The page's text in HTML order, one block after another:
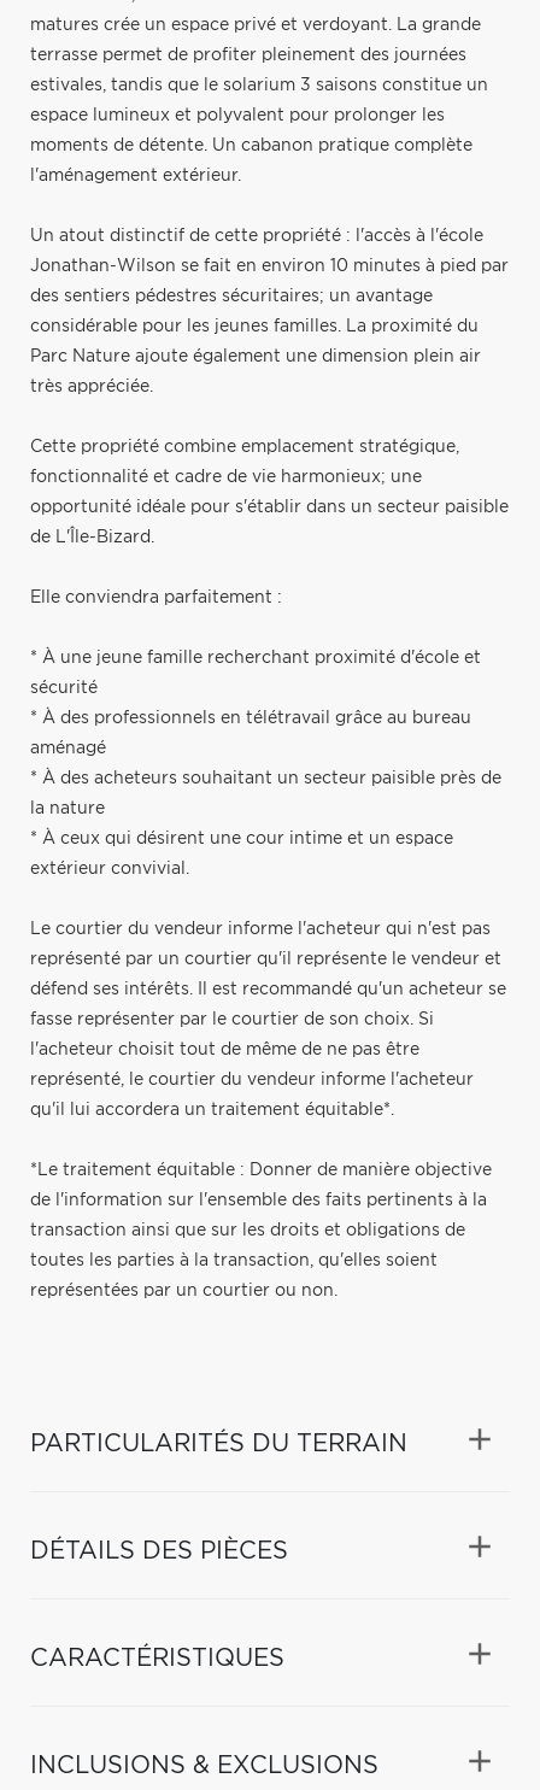
matures crée un espace privé et verdoyant. La grande
terrasse permet de profiter pleinement des journées
estivales, tandis que le solarium 3 saisons constitue un
espace lumineux et polyvalent pour prolonger les
moments de détente. Un cabanon pratique complète
l'aménagement extérieur.
Un atout distinctif de cette propriété : l'accès à l'école
Jonathan-Wilson se fait en environ 10 minutes à pied par
des sentiers pédestres sécuritaires; un avantage
considérable pour les jeunes familles. La proximité du
Parc Nature ajoute également une dimension plein air
très appréciée.
Cette propriété combine emplacement stratégique,
fonctionnalité et cadre de vie harmonieux; une
opportunité idéale pour s'établir dans un secteur paisible
de L'Île-Bizard.
Elle conviendra parfaitement :
* À une jeune famille recherchant proximité d'école et
sécurité
* À des professionnels en télétravail grâce au bureau
aménagé
* À des acheteurs souhaitant un secteur paisible près de
la nature
* À ceux qui désirent une cour intime et un espace
extérieur convivial.
Le courtier du vendeur informe l'acheteur qui n'est pas
représenté par un courtier qu'il représente le vendeur et
défend ses intérêts. Il est recommandé qu'un acheteur se
fasse représenter par le courtier de son choix. Si
l'acheteur choisit tout de même de ne pas être
représenté, le courtier du vendeur informe l'acheteur
qu'il lui accordera un traitement équitable*.
*Le traitement équitable : Donner de manière objective
de l'information sur l'ensemble des faits pertinents à la
transaction ainsi que sur les droits et obligations de
toutes les parties à la transaction, qu'elles soient
représentées par un courtier ou non.
PARTICULARITÉS DU TERRAIN
DÉTAILS DES PIÈCES
CARACTÉRISTIQUES
INCLUSIONS & EXCLUSIONS